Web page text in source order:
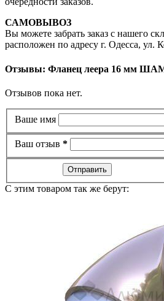
САМОВЫВОЗ
Вы можете забрать заказ с нашего
расположен по адресу г. Одесса, ул.
Отзывы: Фланец леера 16 мм
Отзывов пока нет.
Ваше имя
Ваш отзыв *
Отправить
C этим товаром так же берут: